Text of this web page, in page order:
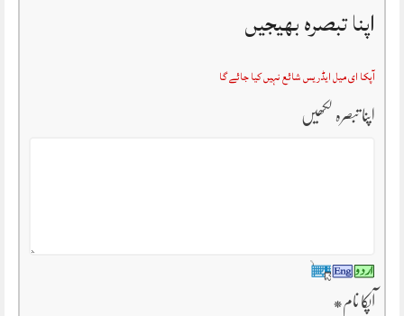
اپنا تبصرہ بھیجیں
آپکا ای میل ایڈریس شائع نہیں کیا جائے گا
اپنا تبصرہ لکھیں
آپکا نام*